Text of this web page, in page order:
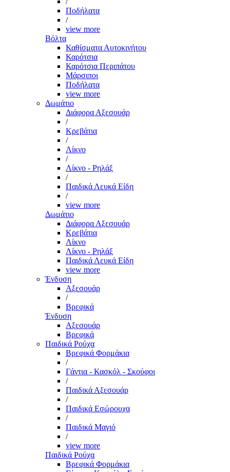
Ποδήλατα
/
view more
Βόλτα
Καθίσματα Αυτοκινήτου
Καρότσια
Καρότσια Περιπάτου
Μάρσιποι
Ποδήλατα
view more
Δωμάτιο
Διάφορα Αξεσουάρ
/
Κρεβάτια
/
Λίκνο
/
Λίκνο - Ρηλάξ
/
Παιδικά Λευκά Είδη
/
view more
Δωμάτιο
Διάφορα Αξεσουάρ
Κρεβάτια
Λίκνο
Λίκνο - Ρηλάξ
Παιδικά Λευκά Είδη
view more
Ένδυση
Αξεσουάρ
/
Βρεφικά
Ένδυση
Αξεσουάρ
Βρεφικά
Παιδικά Ρούχα
Βρεφικά Φορμάκια
/
Γάντια - Κασκόλ - Σκούφοι
/
Παιδικά Αξεσουάρ
/
Παιδικά Εσώρουχα
/
Παιδικά Μαγιό
/
view more
Παιδικά Ρούχα
Βρεφικά Φορμάκια